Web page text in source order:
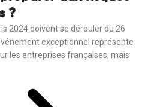
?
2024 doivent se dérouler du 26
exceptionnel représente
les entreprises françaises, mais